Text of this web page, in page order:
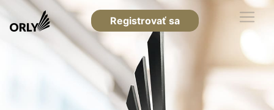
Registrovať sa